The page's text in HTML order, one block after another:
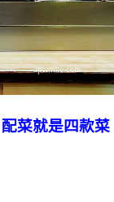
配菜就是四款菜